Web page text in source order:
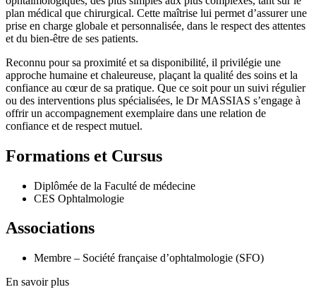
plan médical que chirurgical. Cette maîtrise lui permet d’assurer une
prise en charge globale et personnalisée, dans le respect des attentes
et du bien-être de ses patients.
Reconnu pour sa proximité et sa disponibilité, il privilégie une
approche humaine et chaleureuse, plaçant la qualité des soins et la
confiance au cœur de sa pratique. Que ce soit pour un suivi régulier
ou des interventions plus spécialisées, le Dr MASSIAS s’engage à
offrir un accompagnement exemplaire dans une relation de
confiance et de respect mutuel.
Formations et Cursus
Diplômée de la Faculté de médecine
CES Ophtalmologie
Associations
Membre – Société française d’ophtalmologie (SFO)
En savoir plus